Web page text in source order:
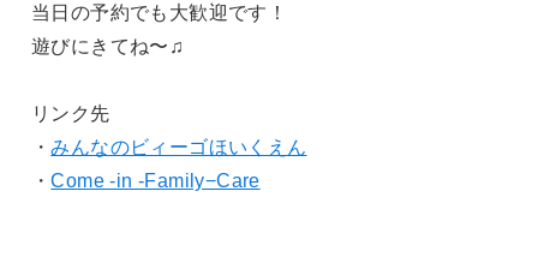
当日の予約でも大歓迎です！
遊びにきてね〜♫
リンク先
・みんなのビィーゴほいくえん
・Come -in -Family−Care